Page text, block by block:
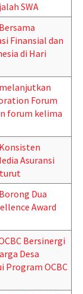
SWA
Finansial dan
di Hari
Forum
forum kelima
Asuransi
Dua
Award
Bersinergi
Desa
Program OCBC